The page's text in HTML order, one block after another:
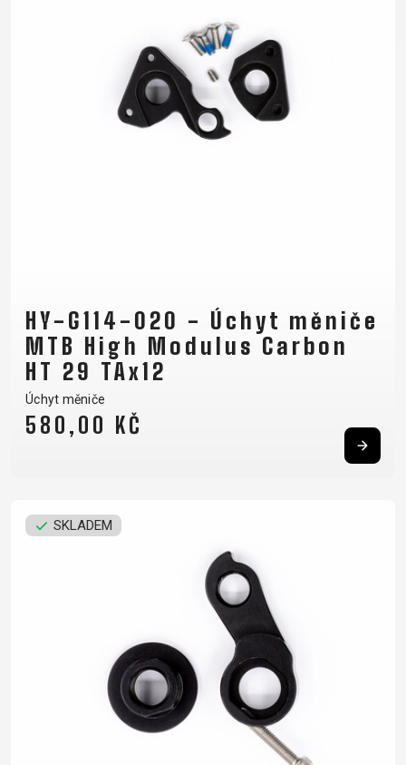
HY-G114-020 - Úchyt měniče
MTB High Modulus Carbon
HT 29 TAx12
Úchyt měniče
580,00 KČ
SKLADEM